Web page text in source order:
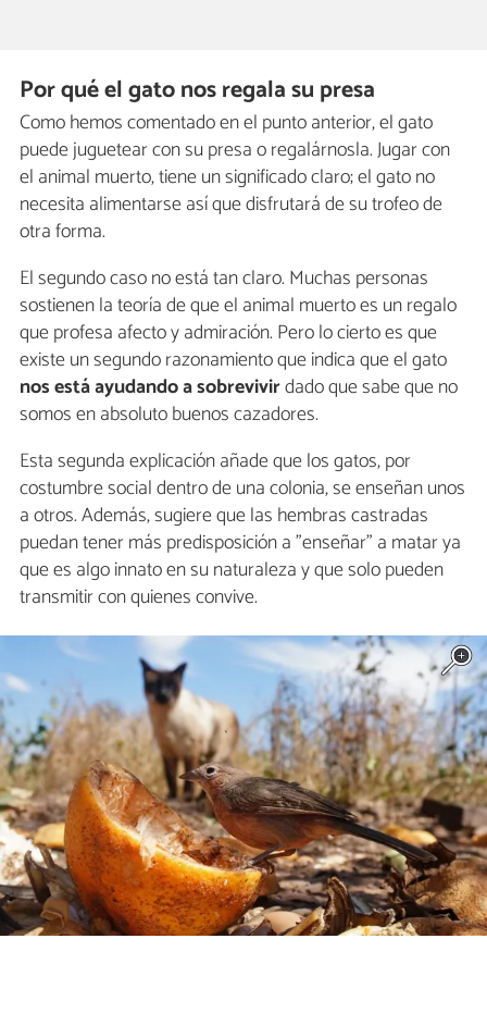
Por qué el gato nos regala su presa
Como hemos comentado en el punto anterior, el gato
puede juguetear con su presa o regalárnosla. Jugar con
el animal muerto, tiene un significado claro; el gato no
necesita alimentarse así que disfrutará de su trofeo de
otra forma.
El segundo caso no está tan claro. Muchas personas
sostienen la teoría de que el animal muerto es un regalo
que profesa afecto y admiración. Pero lo cierto es que
existe un segundo razonamiento que indica que el gato
nos está ayudando a sobrevivirdado que sabe que no
somos en absoluto buenos cazadores.
Esta segunda explicación añade que los gatos, por
costumbre social dentro de una colonia, se enseñan unos
a otros. Además, sugiere que las hembras castradas
puedan tener más predisposición a "enseñar" a matar ya
que es algo innato en su naturaleza y que solo pueden
transmitir con quienes convive.